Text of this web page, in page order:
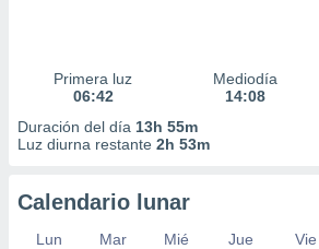
Primera luz
06:42
Mediodía
14:08
Duración del día 13h 55m
Luz diurna restante 2h 53m
Calendario lunar
Lun Mar Mié Jue Vie